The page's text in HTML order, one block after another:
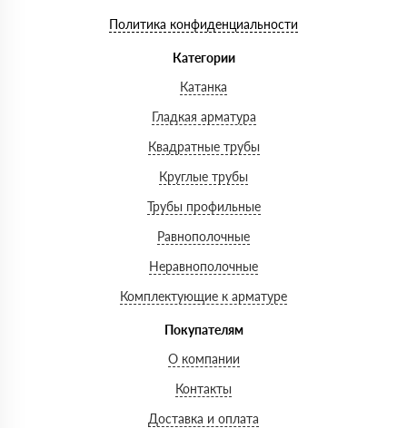
Политика конфиденциальности
Категории
Катанка
Гладкая арматура
Квадратные трубы
Круглые трубы
Трубы профильные
Равнополочные
Неравнополочные
Комплектующие к арматуре
Покупателям
О компании
Контакты
Доставка и оплата